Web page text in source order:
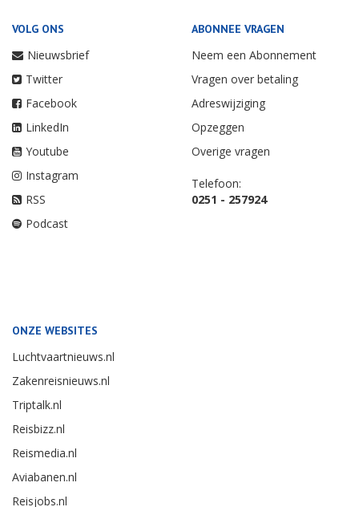
VOLG ONS
Nieuwsbrief
Twitter
Facebook
LinkedIn
Youtube
Instagram
RSS
Podcast
ABONNEE VRAGEN
Neem een Abonnement
Vragen over betaling
Adreswijziging
Opzeggen
Overige vragen
Telefoon:
0251 - 257924
ONZE WEBSITES
Luchtvaartnieuws.nl
Zakenreisnieuws.nl
Triptalk.nl
Reisbizz.nl
Reismedia.nl
Aviabanen.nl
Reisjobs.nl